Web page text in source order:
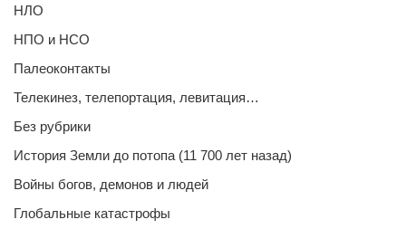
НЛО
НПО и НСО
Палеоконтакты
Телекинез, телепортация, левитация…
Без рубрики
История Земли до потопа (11 700 лет назад)
Войны богов, демонов и людей
Глобальные катастрофы